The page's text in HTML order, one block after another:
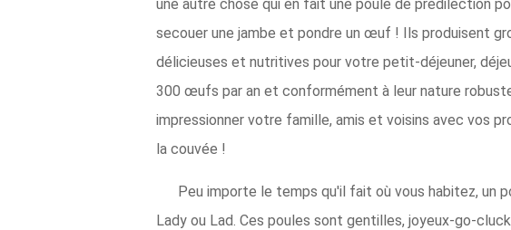
une autre chose qui en fait une poule de prédilection
secouer une jambe et pondre un œuf ! Ils produisent
délicieuses et nutritives pour votre petit-déjeuner,
300 œufs par an et conformément à leur nature
impressionner votre famille, amis et voisins avec vos
la couvée !
Peu importe le temps qu'il fait où vous habitez, un
Lady ou Lad. Ces poules sont gentilles, joyeux-go-